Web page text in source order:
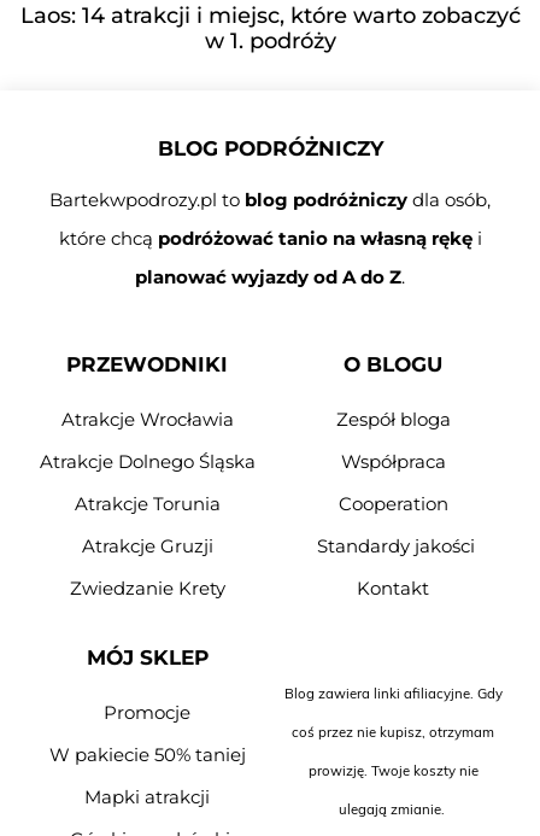
Laos: 14 atrakcji i miejsc, które warto zobaczyć
w 1. podróży
BLOG PODRÓŻNICZY
Bartekwpodrozy.pl to blog podróżniczy dla osób,
które chcą podróżować tanio na własną rękęi
planować wyjazdy od A do Z.
PRZEWODNIKI
Atrakcje Wrocławia
Atrakcje Dolnego Śląska
Atrakcje Torunia
Atrakcje Gruzji
Zwiedzanie Krety
O BLOGU
Zespół bloga
Współpraca
Cooperation
Standardy jakości
Kontakt
MÓJ SKLEP
Promocje
W pakiecie 50% taniej
Mapki atrakcji
Blog zawiera linki afiliacyjne. Gdy
coś przez nie kupisz, otrzymam
prowizję. Twoje koszty nie
ulegają zmianie.